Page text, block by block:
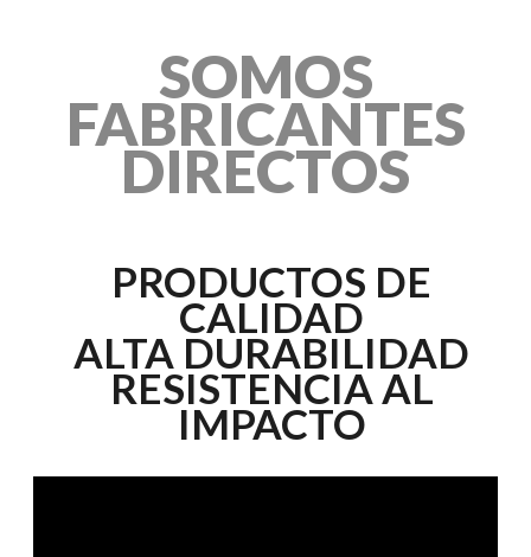
SOMOS
FABRICANTES
DIRECTOS
PRODUCTOS DE
CALIDAD
ALTA DURABILIDAD
RESISTENCIA AL
IMPACTO